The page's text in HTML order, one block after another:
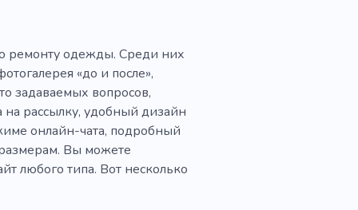
ремонту одежды. Среди них
«до и после»,
задаваемых вопросов,
рассылку, удобный дизайн
онлайн-чата, подробный
размерам. Вы можете
любого типа. Вот несколько